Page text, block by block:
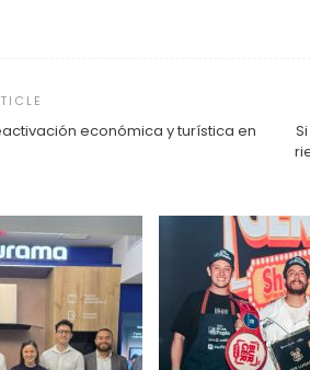
económica y turística en